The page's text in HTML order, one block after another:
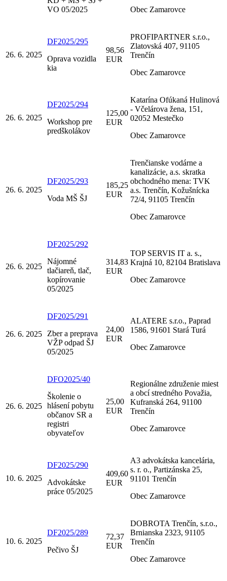
VO 05/2025
Obec Zamarovce
26. 6. 2025
DF2025/295
Oprava vozidla
kia
98,56
EUR
PROFIPARTNER s.r.o.,
Zlatovská 407, 91105
Trenčín
Obec Zamarovce
26. 6. 2025
DF2025/294
Workshop pre
predškolákov
125,00
EUR
Katarína Ofúkaná Hulinová
- Včelárova žena, 151,
02052 Mestečko
Obec Zamarovce
26. 6. 2025
DF2025/293
Voda MŠ ŠJ
185,25
EUR
Trenčianske vodárne a
kanalizácie, a.s. skratka
obchodného mena: TVK
a.s. Trenčín, Kožušnícka
72/4, 91105 Trenčín
Obec Zamarovce
26. 6. 2025
DF2025/292
Nájomné
tlačiareň, tlač,
kopírovanie
05/2025
314,83
EUR
TOP SERVIS IT a. s.,
Krajná 10, 82104 Bratislava
Obec Zamarovce
26. 6. 2025
DF2025/291
Zber a preprava
VŽP odpad ŠJ
05/2025
24,00
EUR
ALATERE s.r.o., Paprad
1586, 91601 Stará Turá
Obec Zamarovce
26. 6. 2025
DFO2025/40
Školenie o
hlásení pobytu
občanov SR a
registri
obyvateľov
25,00
EUR
Regionálne združenie miest
a obcí stredného Považia,
Kufranská 264, 91100
Trenčín
Obec Zamarovce
10. 6. 2025
DF2025/290
Advokátske
práce 05/2025
409,60
EUR
A3 advokátska kancelária,
s. r. o., Partizánska 25,
91101 Trenčín
Obec Zamarovce
10. 6. 2025
DF2025/289
Pečivo ŠJ
72,37
EUR
DOBROTA Trenčín, s.r.o.,
Brnianska 2323, 91105
Trenčín
Obec Zamarovce